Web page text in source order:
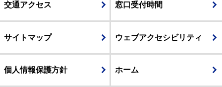
交通アクセス 窓口受付時間
サイトマップ ウェブアクセシビリティ
個人情報保護方針 ホーム